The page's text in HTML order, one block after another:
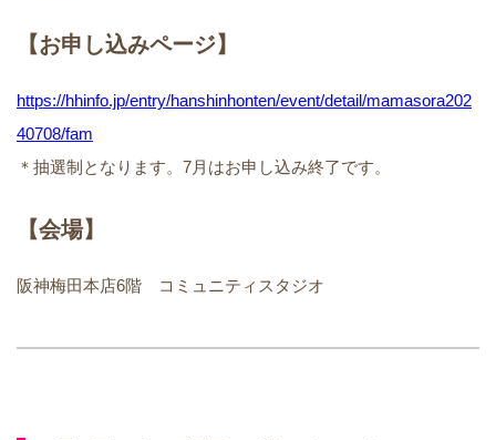
【お申し込みページ】
https://hhinfo.jp/entry/hanshinhonten/event/detail/mamasora202
40708/fam
＊抽選制となります。7月はお申し込み終了です。
【会場】
阪神梅田本店6階 コミュニティスタジオ